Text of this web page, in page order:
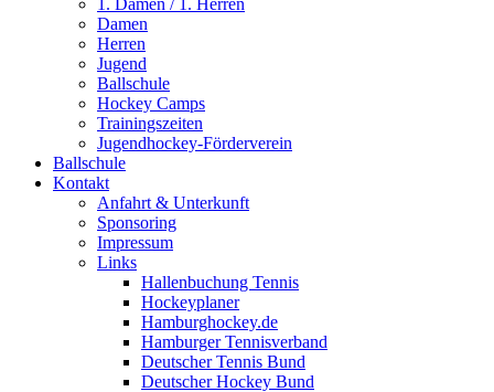
1. Damen / 1. Herren
Damen
Herren
Jugend
Ballschule
Hockey Camps
Trainingszeiten
Jugendhockey-Förderverein
Ballschule
Kontakt
Anfahrt & Unterkunft
Sponsoring
Impressum
Links
Hallenbuchung Tennis
Hockeyplaner
Hamburghockey.de
Hamburger Tennisverband
Deutscher Tennis Bund
Deutscher Hockey Bund